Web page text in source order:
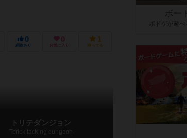
0
経験あり
0
お気に入り
1
持ってる
トリテダンジョン
Torick tacking dungeon
ボー
ボドゲが遊